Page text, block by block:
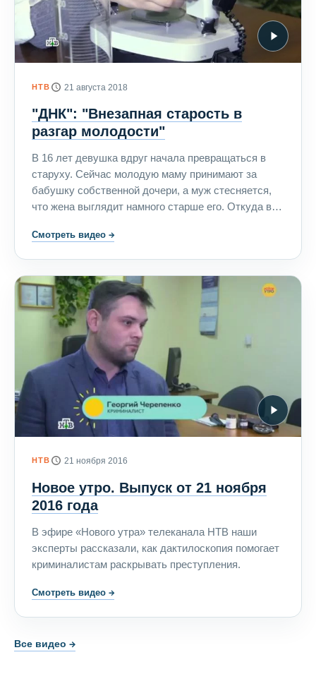
НТВ 21 августа 2018
"ДНК": "Внезапная старость в
разгар молодости"
В 16 лет девушка вдруг начала превращаться в
старуху. Сейчас молодую маму принимают за
бабушку собственной дочери, а муж стесняется,
что жена выглядит намного старше его. Откуда в
и перешла ли болезнь от стареющей мамы к
Смотреть видео →
НТВ 21 ноября 2016
Новое утро. Выпуск от 21 ноября
2016 года
В эфире «Нового утра» телеканала НТВ наши
эксперты рассказали, как дактилоскопия помогает
криминалистам раскрывать преступления.
Смотреть видео →
Все видео →